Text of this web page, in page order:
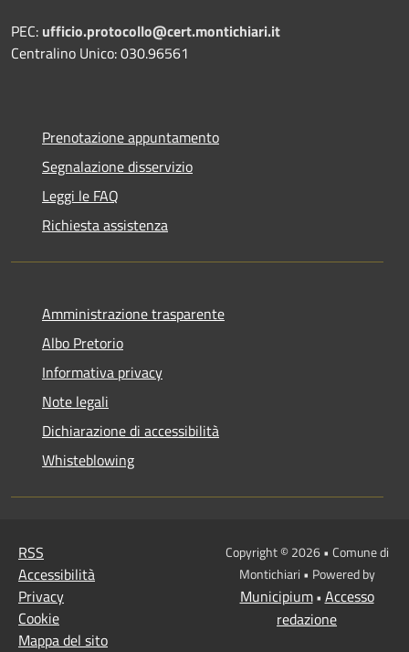
PEC: ufficio.protocollo@cert.montichiari.it
Centralino Unico: 030.96561
Prenotazione appuntamento
Segnalazione disservizio
Leggi le FAQ
Richiesta assistenza
Amministrazione trasparente
Albo Pretorio
Informativa privacy
Note legali
Dichiarazione di accessibilità
Whisteblowing
RSS
Accessibilità
Privacy
Cookie
Mappa del sito
Copyright © 2026 • Comune di
Montichiari • Powered by
Municipium• Accesso
redazione